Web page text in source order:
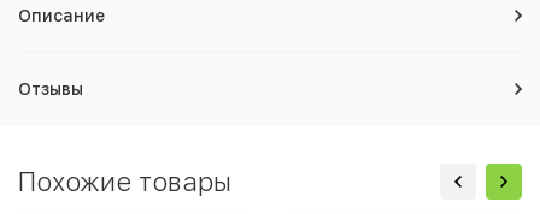
Описание
Отзывы
Похожие товары